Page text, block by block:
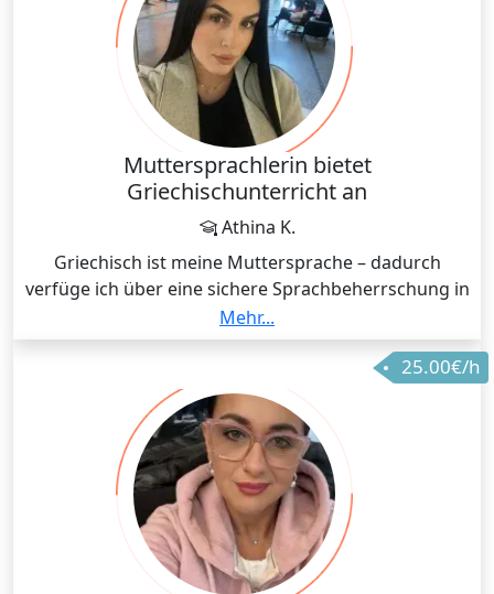
Muttersprachlerin bietet
Griechischunterricht an
Athina K.
Griechisch ist meine Muttersprache – dadurch
verfüge ich über eine sichere Sprachbeherrschung in
Wort und Schrift sowie ein tiefes Verständnis für die
sprachlichen, kulturellen und alltäglichen Nuancen
Ich unterrichte sowohl Neugriechisch für
Anfänger*innen als auch für Fortgeschrittene – von
Grundlagen der Grammatik und Aussprache bis hin
zu freier Konversation und schriftlichem Ausdruck.
Dabei lege ich besonderen Wert auf authentische
Sprachverwendung und kulturelle Einblicke, die das
Lernen lebendig und praxisnah machen.
Mehr...
25.00€/h